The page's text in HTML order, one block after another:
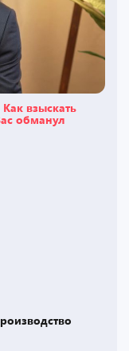
взыскать
обманул